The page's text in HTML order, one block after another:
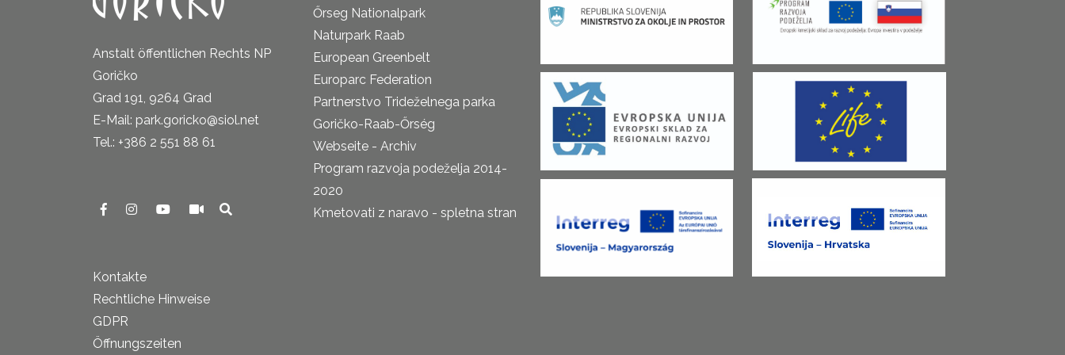
Anstalt öffentlichen Rechts NP
Goričko
Grad 191, 9264 Grad
E-Mail: park.goricko@siol.net
Tel.: +386 2 551 88 61
Kontakte
Rechtliche Hinweise
GDPR
Öffnungszeiten
Őrseg Nationalpark
Naturpark Raab
European Greenbelt
Europarc Federation
Partnerstvo Trideželnega parka
Goričko-Raab-Őrség
Webseite - Archiv
Program razvoja podeželja 2014-
2020
Kmetovati z naravo - spletna stran